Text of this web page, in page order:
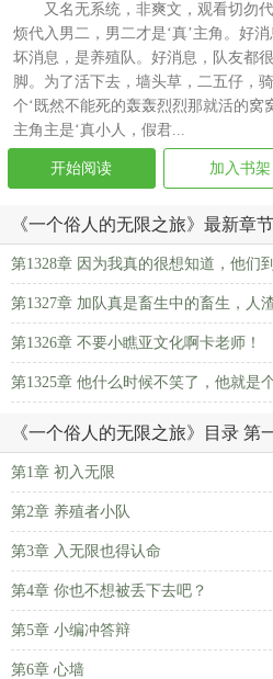
又名无系统，非爽文，观看切勿
烦代入男二，男二才是‘真’主角。好
坏消息，是养殖队。好消息，队友都
脚。为了活下去，墙头草，二五仔，
个‘既然不能死的轰轰烈烈那就活的窝
主角主是‘真小人，假君...
开始阅读 加入书架
《一个俗人的无限之旅》最新章节
第1328章 因为我真的很想知道，他们
第1327章 加队真是畜生中的畜生，人
第1326章 不要小瞧亚文化啊卡老师！
第1325章 他什么时候不笑了，他就是
《一个俗人的无限之旅》目录 第
第1章 初入无限
第2章 养殖者小队
第3章 入无限也得认命
第4章 你也不想被丢下去吧？
第5章 小编冲答辩
第6章 心墙